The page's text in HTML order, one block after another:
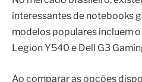
interessantes de notebooks
modelos populares incluem
Legion Y540 e Dell G3
Ao comparar as opções